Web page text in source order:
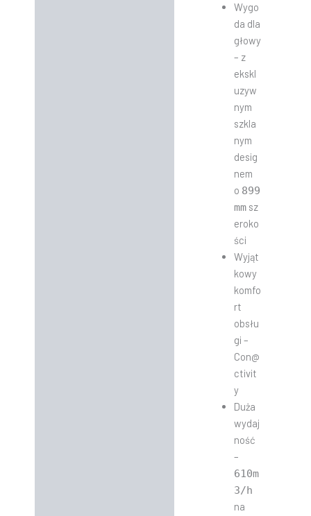
Wygo
da dla
głowy
– z
ekskl
uzyw
nym
szkla
nym
desig
nem
o 899
mmsz
eroko
ści
Wyjąt
kowy
komfo
rt
obsłu
gi –
Con@
ctivit
y
Duża
wydaj
ność
–
610m
3/h
na